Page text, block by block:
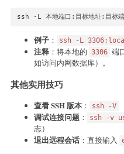
ssh -L 本地端口:目标地址:目标
例子 ： ssh -L
注释 ：将本地的 3306 端
如访问内网数据库）。
其他实用技巧
查看 SSH 版本 ： ssh -V
调试连接问题 ： ssh -v
志）
退出远程会话 ：直接输入